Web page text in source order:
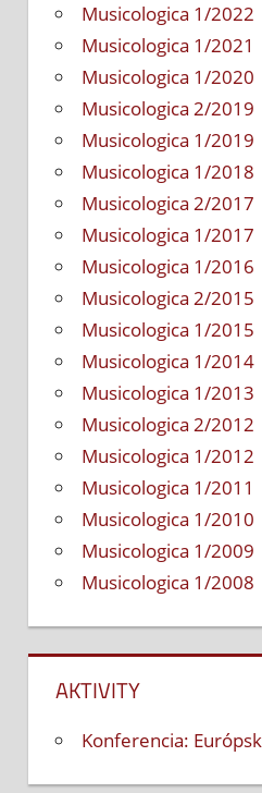
Musicologica 1/2022
Musicologica 1/2021
Musicologica 1/2020
Musicologica 2/2019
Musicologica 1/2019
Musicologica 1/2018
Musicologica 2/2017
Musicologica 1/2017
Musicologica 1/2016
Musicologica 2/2015
Musicologica 1/2015
Musicologica 1/2014
Musicologica 1/2013
Musicologica 2/2012
Musicologica 1/2012
Musicologica 1/2011
Musicologica 1/2010
Musicologica 1/2009
Musicologica 1/2008
AKTIVITY
Konferencia: